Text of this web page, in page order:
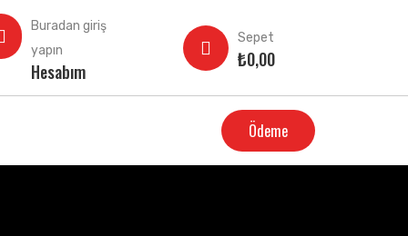
Buradan giriş
yapın
Hesabım
Sepet
₺0,00
Ödeme